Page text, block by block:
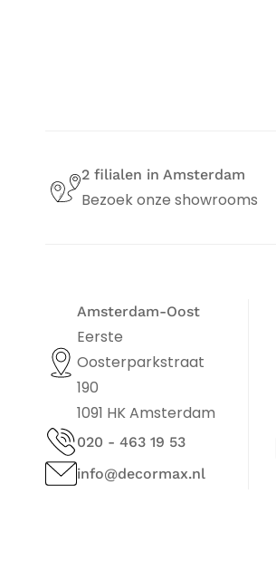
2 filialen in Amsterdam
Bezoek onze showrooms
Amsterdam-Oost
Eerste
Oosterparkstraat
190
1091 HK Amsterdam
020 - 463 19 53
info@decormax.nl